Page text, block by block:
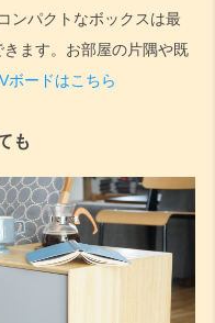
ンパクトなボックスは最
ます。お部屋の片隅や既
ボードはこちら
も